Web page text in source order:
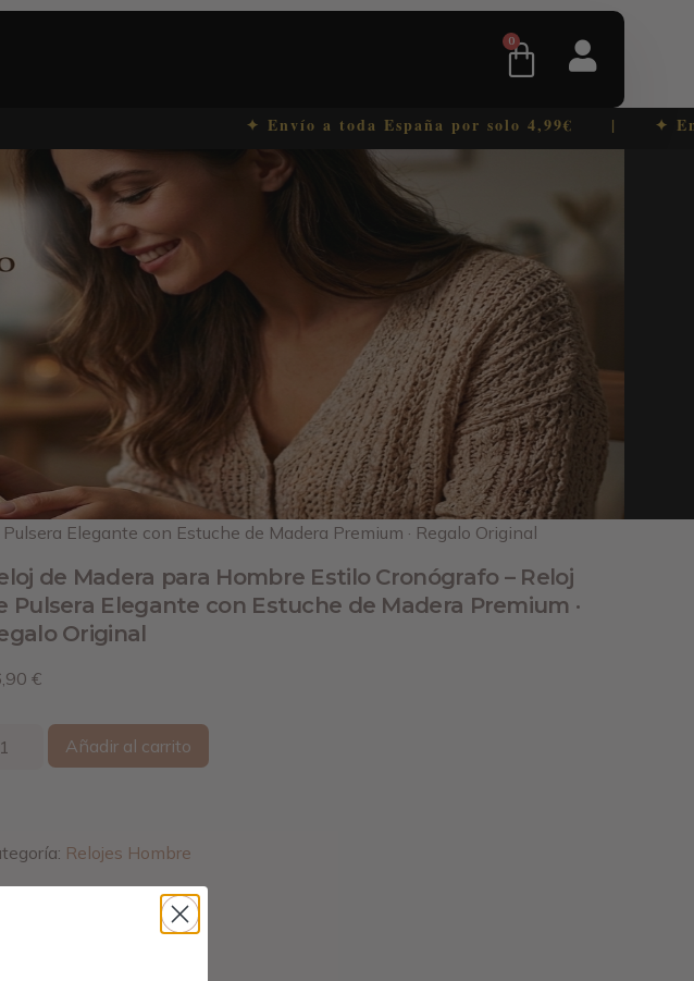
0
✦ Envío a toda España por solo 4,99€ | ✦
Elegante con Estuche de Madera Premium · Regalo Original
de Madera para Hombre Estilo Cronógrafo – Reloj
Pulsera Elegante con Estuche de Madera Premium ·
Original
€
Añadir al carrito
Relojes Hombre